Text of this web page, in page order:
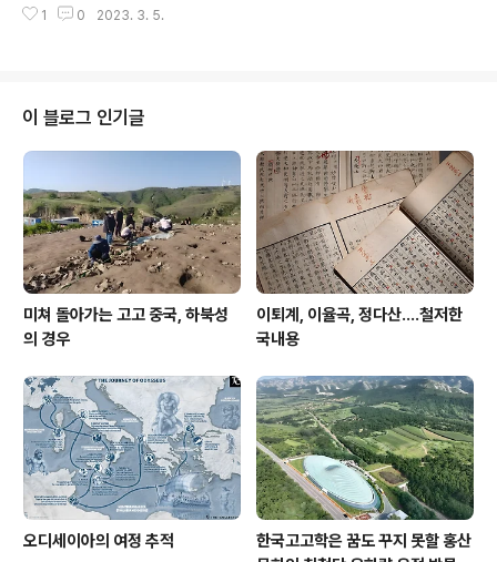
읍, capital이라는 뜻이기 때문입니다. 京이건 都건 같은
だいじ, 토우다이지, 현행 외래어 표기로는 도다이지 라 하
많은 불교정전 중에서도 화엄경華嚴經이라는 경전을 아
주 중요하게 생각합니다. 이 경전에서 주로 말하는 부처님
이 노사나불이라는 분입니다. 그래서 이 절에서 봉안하는
부처 중에서도 대빵 부처인 본존本尊은 나라奈良시대에
만든 큰 불상이라 해서 나라대불奈良大仏이라고도 하는
노사나불盧舎那仏입니다. 이 부처님이 동대사의 ..
1 0 2023. 3. 5.
이 블로그 인기글
미쳐 돌아가는 고고 중국, 하북성
의 경우
이퇴계, 이율곡, 정다산....철저한
국내용
오디세이아의 여정 추적
한국고고학은 꿈도 꾸지 못할 홍산